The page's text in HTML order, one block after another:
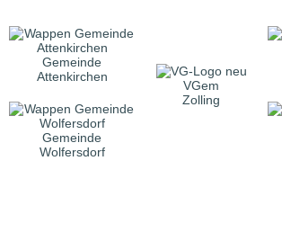
Gemeinde
Attenkirchen
VGem
Zolling
Gemeinde
Wolfersdorf